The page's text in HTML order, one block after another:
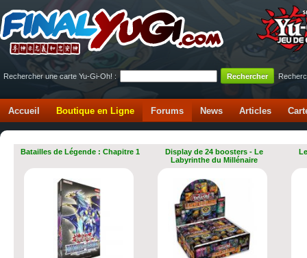
Rechercher une carte Yu-Gi-Oh! :
Accueil Boutique en Ligne Forums News Articles
Batailles de Légende : Chapitre 1
Display de 24 boosters - Le
Labyrinthe du Millénaire